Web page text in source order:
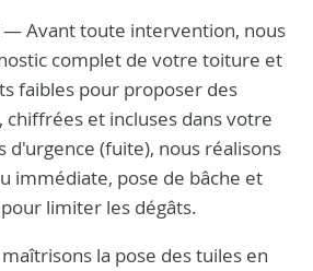
— Avant toute intervention, nous
complet de votre toiture et
faibles pour proposer des
chiffrées et incluses dans votre
d'urgence (fuite), nous réalisons
immédiate, pose de bâche et
limiter les dégâts.
la pose des tuiles en